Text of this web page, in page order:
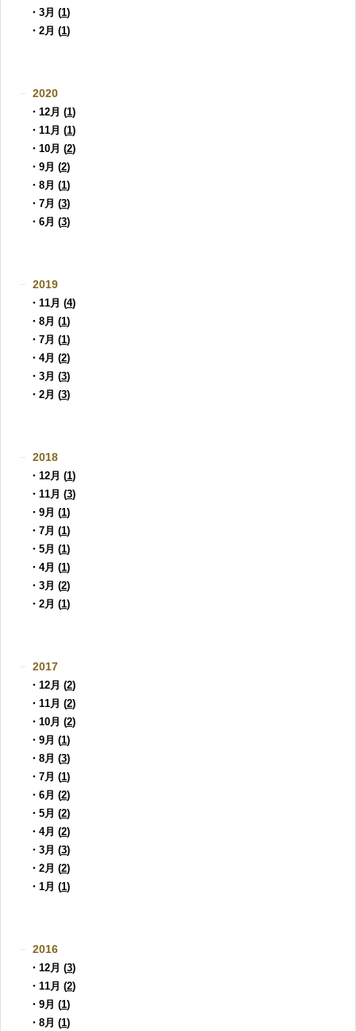
・3月 (1)
・2月 (1)
2020
・12月 (1)
・11月 (1)
・10月 (2)
・9月 (2)
・8月 (1)
・7月 (3)
・6月 (3)
2019
・11月 (4)
・8月 (1)
・7月 (1)
・4月 (2)
・3月 (3)
・2月 (3)
2018
・12月 (1)
・11月 (3)
・9月 (1)
・7月 (1)
・5月 (1)
・4月 (1)
・3月 (2)
・2月 (1)
2017
・12月 (2)
・11月 (2)
・10月 (2)
・9月 (1)
・8月 (3)
・7月 (1)
・6月 (2)
・5月 (2)
・4月 (2)
・3月 (3)
・2月 (2)
・1月 (1)
2016
・12月 (3)
・11月 (2)
・9月 (1)
・8月 (1)